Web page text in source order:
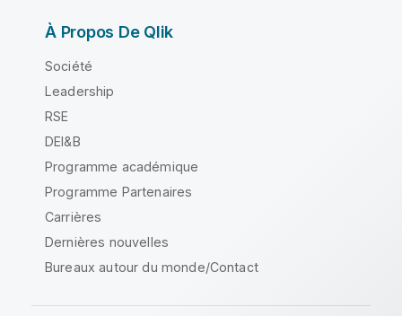
À Propos De Qlik
Société
Leadership
RSE
DEI&B
Programme académique
Programme Partenaires
Carrières
Dernières nouvelles
Bureaux autour du monde/Contact